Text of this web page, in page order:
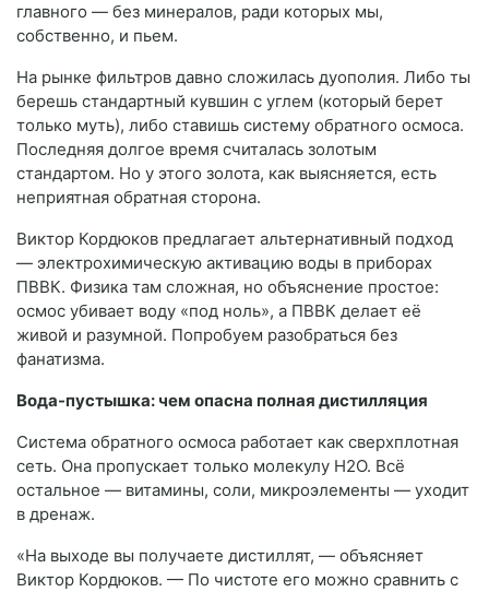
главного — без минералов, ради которых мы,
собственно, и пьем.
На рынке фильтров давно сложилась дуополия. Либо ты
берешь стандартный кувшин с углем (который берет
только муть), либо ставишь систему обратного осмоса.
Последняя долгое время считалась золотым
стандартом. Но у этого золота, как выясняется, есть
неприятная обратная сторона.
Виктор Кордюков предлагает альтернативный подход
— электрохимическую активацию воды в приборах
ПВВК. Физика там сложная, но объяснение простое:
осмос убивает воду «под ноль», а ПВВК делает её
живой и разумной. Попробуем разобраться без
фанатизма.
Вода-пустышка: чем опасна полная дистилляция
Система обратного осмоса работает как сверхплотная
сеть. Она пропускает только молекулу H2O. Всё
остальное — витамины, соли, микроэлементы — уходит
в дренаж.
«На выходе вы получаете дистиллят, — объясняет
Виктор Кордюков. — По чистоте его можно сравнить с